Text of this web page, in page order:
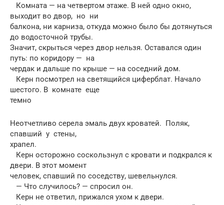
Комната — на четвертом этаже. В ней одно окно,
выходит во двор, но ни
балкона, ни карниза, откуда можно было бы дотянуться
до водосточной трубы.
Значит, скрыться через двор нельзя. Оставался один
путь: по коридору — на
чердак и дальше по крыше — на соседний дом.
Керн посмотрел на светящийся циферблат. Начало
шестого. В комнате еще
темно
Неотчетливо серела эмаль двух кроватей. Поляк,
спавший у стены,
храпел.
Керн осторожно соскользнул с кровати и подкрался к
двери. В этот момент
человек, спавший по соседству, шевельнулся.
— Что случилось? — спросил он.
Керн не ответил, прижался ухом к двери.